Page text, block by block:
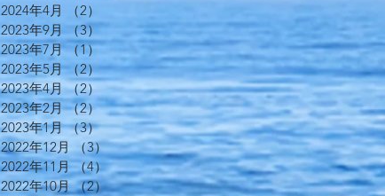
2024年4月
（2）
2023年9月
（3）3件の記事
2023年7月 （1）1件の記事
2023年5月 （2）2件の記事
2023年4月 （2）
2件の記事
2023年2月 （2）2件の記事
2023年1月 （3）3件の記事
2022年12月
（3）3件の記事
2022年11月 （4）4件の記事
2022年10月 （2）2件の記事